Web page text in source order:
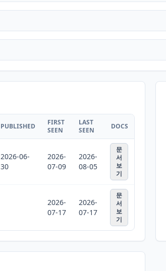
PUBLISHED
FIRST
SEEN
LAST
SEEN
DOCS
2026-06-
30
2026-
07-09
2026-
08-05
문
서
보
기
2026-
07-17
2026-
07-17
문
서
보
기